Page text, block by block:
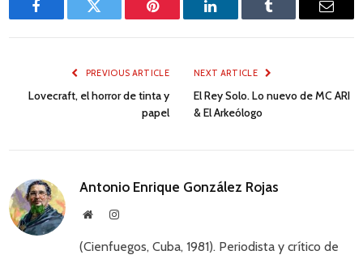
FacebookTwitter Pinterest LinkedIn Tumblr Email
PREVIOUS ARTICLE
Lovecraft, el horror de tinta y
papel
NEXT ARTICLE
El Rey Solo. Lo nuevo de MC ARI
& El Arkeólogo
Antonio Enrique González Rojas
WebsiteInstagram
(Cienfuegos, Cuba, 1981). Periodista y crítico de